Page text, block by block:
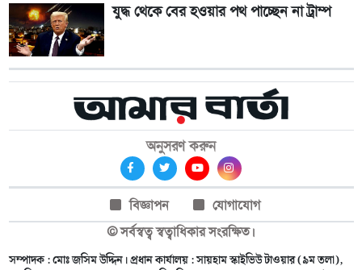
যুদ্ধ থেকে বের হওয়ার পথ পাচ্ছেন না ট্রাম্প
অনুসরণ করুন
বিজ্ঞাপন
যোগাযোগ
© সর্বস্বত্ব স্বত্বাধিকার সংরক্ষিত।
সম্পাদক : মোঃ জসিম উদ্দিন। প্রধান কার্যালয় : সায়হাম স্কাইভিউ টাওয়ার (৯ম তলা),